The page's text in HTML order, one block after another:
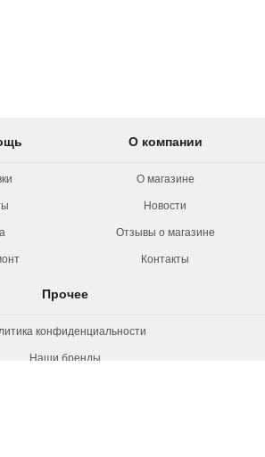
О компании
О магазине
Новости
Отзывы о магазине
Контакты
Прочее
конфиденциальности
Наши бренды